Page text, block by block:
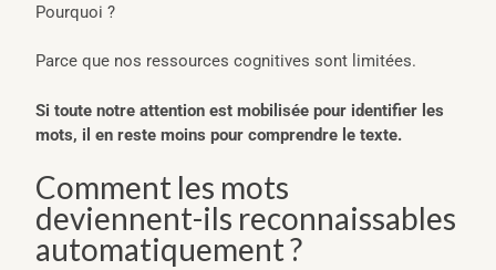
Pourquoi ?
Parce que nos ressources cognitives sont limitées.
Si toute notre attention est mobilisée pour identifier les
mots, il en reste moins pour comprendre le texte.
Comment les mots
deviennent-ils reconnaissables
automatiquement ?